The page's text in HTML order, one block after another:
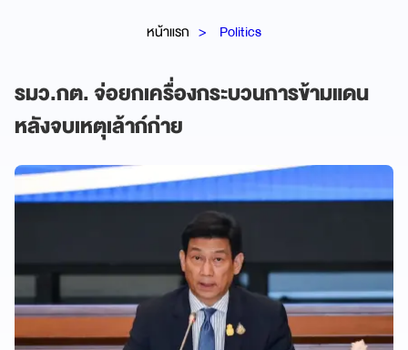
หน้าแรก Politics
รมว.กต. จ่อยกเครื่องกระบวนการข้ามแดน
หลังจบเหตุเล้าก์ก่าย